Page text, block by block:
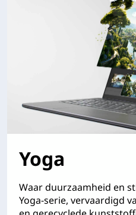
Yoga
Waar duurzaamheid en
Yoga-serie, vervaardigd